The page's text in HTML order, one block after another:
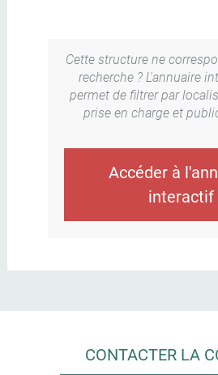
Cette structure ne
recherche ? L'annuaire
permet de filtrer par
prise en charge et
Accéder à
interactif
CONTACTER LA